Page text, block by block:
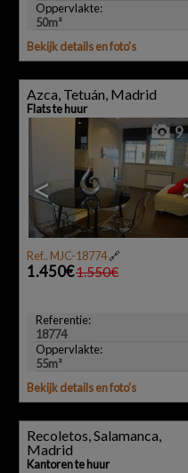
Oppervlakte:
50m²
Bekijk details en foto's
Azca, Tetuán, Madrid
Flats te huur
<
9
Ref.. MJC-18774🔗
1.450€1.550€
Referentie:
18774
Oppervlakte:
55m²
Bekijk details en foto's
Recoletos, Salamanca,
Madrid
Kantoren te huur